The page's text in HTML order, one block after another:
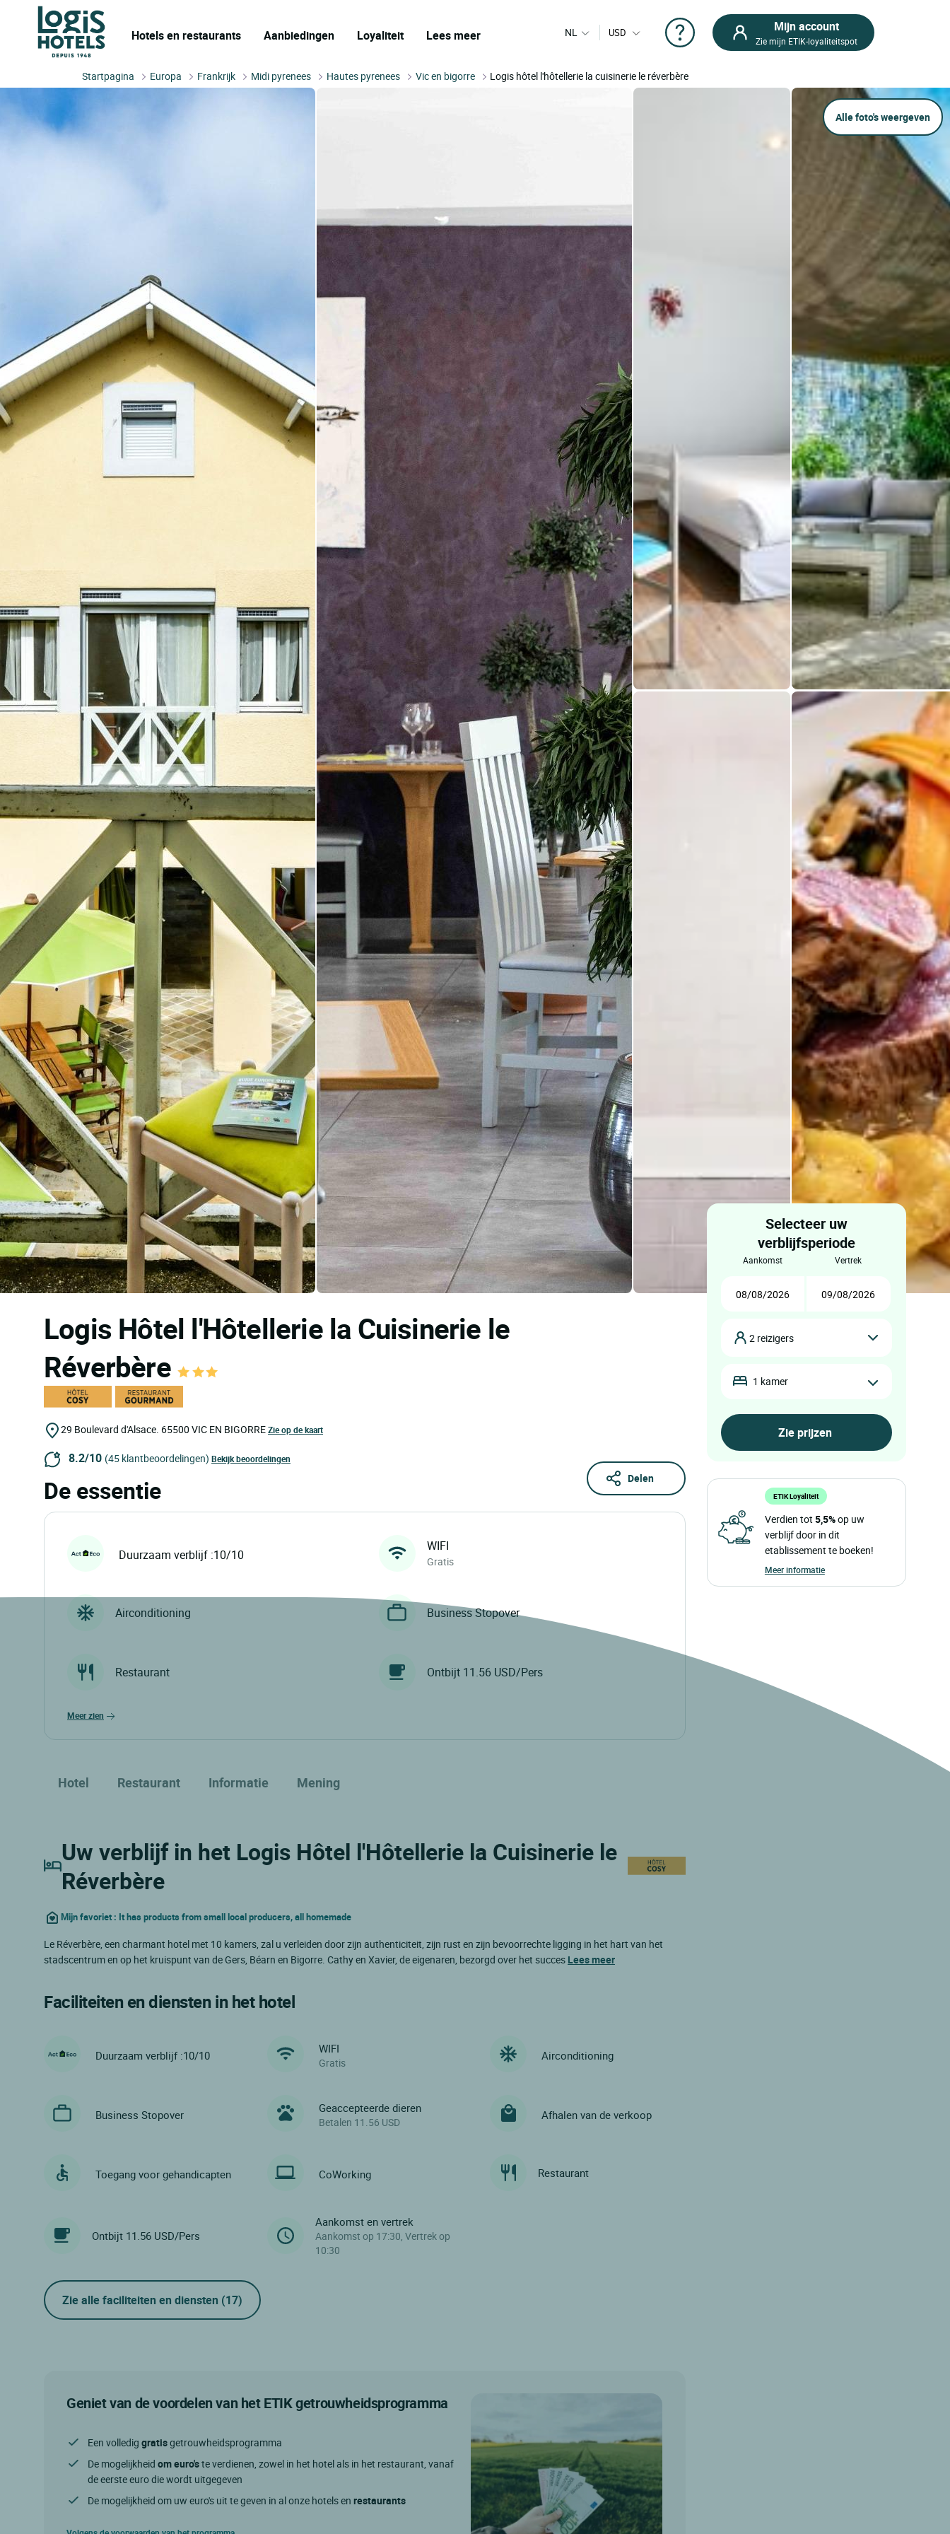
Hotels en restaurants Aanbiedingen Loyaliteit Lees meer NL USD Mijn account
Zie mijn ETIK-loyaliteitspot
Startpagina Europa Frankrijk Midi pyrenees Hautes pyrenees Vic en bigorre Logis hôtel l'hôtellerie la cuisinerie le réverbère
Alle foto's weergeven
Logis Hôtel l'Hôtellerie la Cuisinerie le
Réverbère
29 Boulevard d'Alsace. 65500 VIC EN BIGORREZie op de kaart
8.2/10 (45 klantbeoordelingen) Bekijk beoordelingen
Delen
De essentie
Duurzaam verblijf :10/10
WIFI
Gratis
Airconditioning Business Stopover
Restaurant Ontbijt 11.56 USD/Pers
meer zien
Hotel Restaurant Informatie Mening
Uw verblijf in het Logis Hôtel l'Hôtellerie la Cuisinerie le
Réverbère
Mijn favoriet : It has products from small local producers, all homemade
Le Réverbère, een charmant hotel met 10 kamers, zal u verleiden door zijn authenticiteit, zijn rust en zijn bevoorrechte ligging in het hart van het
stadscentrum en op het kruispunt van de Gers, Béarn en Bigorre. Cathy en Xavier, de eigenaren, bezorgd over het succes Lees meer
Faciliteiten en diensten in het hotel
Duurzaam verblijf :10/10 WIFI
Gratis
Airconditioning
Business Stopover Geaccepteerde dieren
Betalen 11.56 USD
Afhalen van de verkoop
Toegang voor gehandicapten CoWorking Restaurant
Ontbijt 11.56 USD/Pers
Aankomst en vertrek
Aankomst op 17:30, Vertrek op
10:30
Zie alle faciliteiten en diensten (17)
Geniet van de voordelen van het ETIK getrouwheidsprogramma
Een volledig gratisgetrouwheidsprogramma
De mogelijkheid om euro'ste verdienen, zowel in het hotel als in het restaurant, vanaf
de eerste euro die wordt uitgegeven
De mogelijkheid om uw euro's uit te geven in al onze hotels en restaurants
Selecteer uw
verblijfsperiode
aankomst vertrek
2 reizigers
1 kamer
ETIK Loyaliteit
Verdien tot 5,5%op uw
verblijf door in dit
etablissement te boeken!
Meer informatie